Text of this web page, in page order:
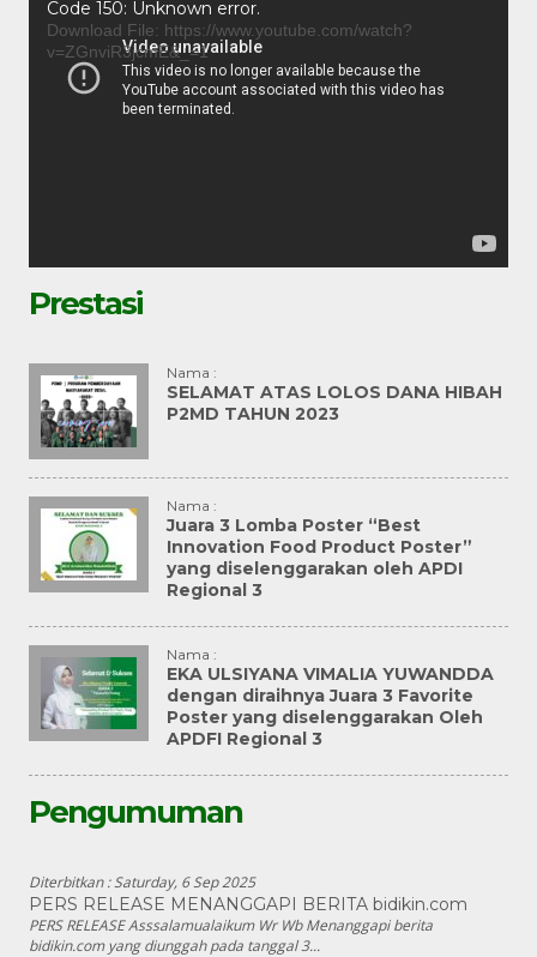
Video
Player
Code 150: Unknown error.
Download File: https://www.youtube.com/watch?
v=ZGnviR3jcmE&_=1
Prestasi
Nama :
SELAMAT ATAS LOLOS DANA HIBAH
P2MD TAHUN 2023
Nama :
Juara 3 Lomba Poster “Best
Innovation Food Product Poster”
yang diselenggarakan oleh APDI
Regional 3
Nama :
EKA ULSIYANA VIMALIA YUWANDDA
dengan diraihnya Juara 3 Favorite
Poster yang diselenggarakan Oleh
APDFI Regional 3
Pengumuman
Diterbitkan :Saturday, 6 Sep 2025
PERS RELEASE MENANGGAPI BERITA bidikin.com
PERS RELEASE Asssalamualaikum Wr Wb Menanggapi berita
bidikin.com yang diunggah pada tanggal 3...